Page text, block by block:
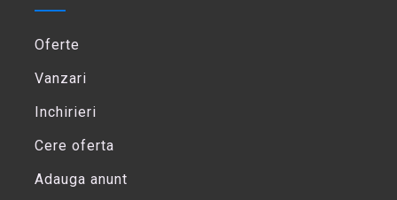
Oferte
Vanzari
Inchirieri
Cere oferta
Adauga anunt